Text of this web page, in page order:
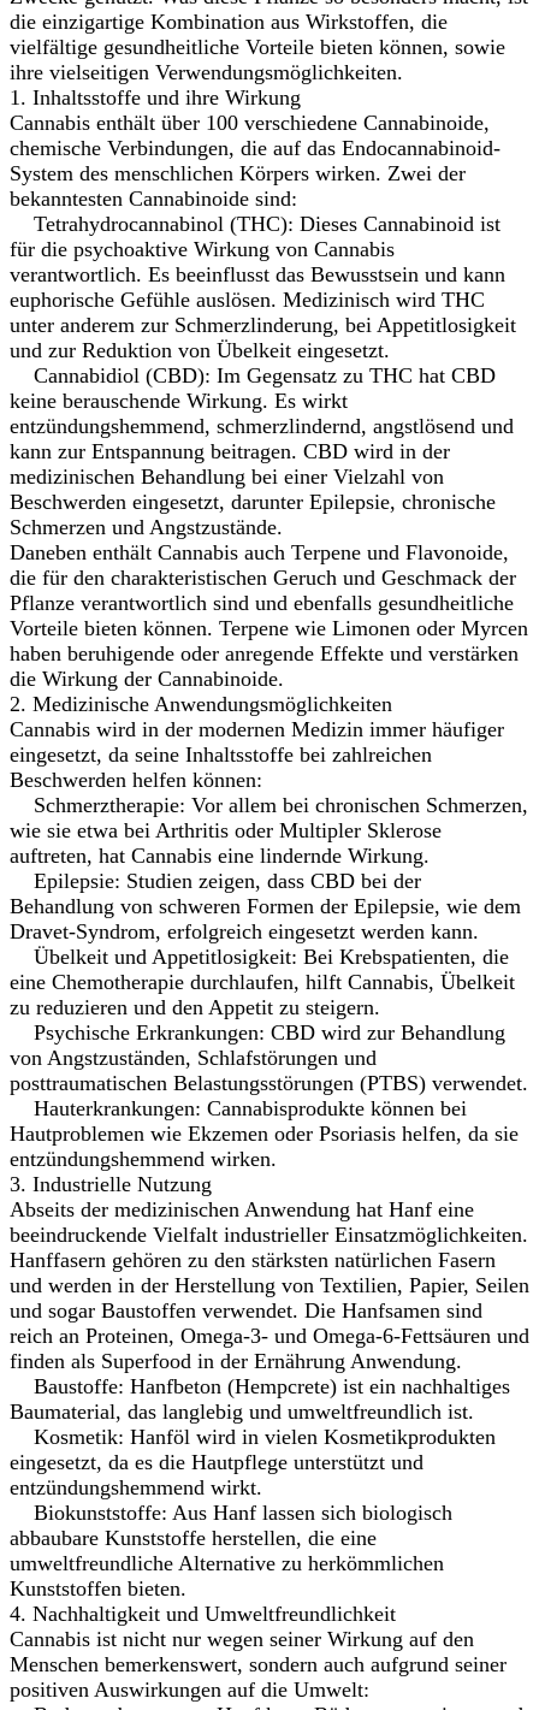
die einzigartige Kombination aus Wirkstoffen, die
vielfältige gesundheitliche Vorteile bieten können, sowie
ihre vielseitigen Verwendungsmöglichkeiten.
1. Inhaltsstoffe und ihre Wirkung
Cannabis enthält über 100 verschiedene Cannabinoide,
chemische Verbindungen, die auf das Endocannabinoid-
System des menschlichen Körpers wirken. Zwei der
bekanntesten Cannabinoide sind:
Tetrahydrocannabinol (THC): Dieses Cannabinoid ist
für die psychoaktive Wirkung von Cannabis
verantwortlich. Es beeinflusst das Bewusstsein und kann
euphorische Gefühle auslösen. Medizinisch wird THC
unter anderem zur Schmerzlinderung, bei Appetitlosigkeit
und zur Reduktion von Übelkeit eingesetzt.
Cannabidiol (CBD): Im Gegensatz zu THC hat CBD
keine berauschende Wirkung. Es wirkt
entzündungshemmend, schmerzlindernd, angstlösend und
kann zur Entspannung beitragen. CBD wird in der
medizinischen Behandlung bei einer Vielzahl von
Beschwerden eingesetzt, darunter Epilepsie, chronische
Schmerzen und Angstzustände.
Daneben enthält Cannabis auch Terpene und Flavonoide,
die für den charakteristischen Geruch und Geschmack der
Pflanze verantwortlich sind und ebenfalls gesundheitliche
Vorteile bieten können. Terpene wie Limonen oder Myrcen
haben beruhigende oder anregende Effekte und verstärken
die Wirkung der Cannabinoide.
2. Medizinische Anwendungsmöglichkeiten
Cannabis wird in der modernen Medizin immer häufiger
eingesetzt, da seine Inhaltsstoffe bei zahlreichen
Beschwerden helfen können:
Schmerztherapie: Vor allem bei chronischen Schmerzen,
wie sie etwa bei Arthritis oder Multipler Sklerose
auftreten, hat Cannabis eine lindernde Wirkung.
Epilepsie: Studien zeigen, dass CBD bei der
Behandlung von schweren Formen der Epilepsie, wie dem
Dravet-Syndrom, erfolgreich eingesetzt werden kann.
Übelkeit und Appetitlosigkeit: Bei Krebspatienten, die
eine Chemotherapie durchlaufen, hilft Cannabis, Übelkeit
zu reduzieren und den Appetit zu steigern.
Psychische Erkrankungen: CBD wird zur Behandlung
von Angstzuständen, Schlafstörungen und
posttraumatischen Belastungsstörungen (PTBS) verwendet.
Hauterkrankungen: Cannabisprodukte können bei
Hautproblemen wie Ekzemen oder Psoriasis helfen, da sie
entzündungshemmend wirken.
3. Industrielle Nutzung
Abseits der medizinischen Anwendung hat Hanf eine
beeindruckende Vielfalt industrieller Einsatzmöglichkeiten.
Hanffasern gehören zu den stärksten natürlichen Fasern
und werden in der Herstellung von Textilien, Papier, Seilen
und sogar Baustoffen verwendet. Die Hanfsamen sind
reich an Proteinen, Omega-3- und Omega-6-Fettsäuren und
finden als Superfood in der Ernährung Anwendung.
Baustoffe: Hanfbeton (Hempcrete) ist ein nachhaltiges
Baumaterial, das langlebig und umweltfreundlich ist.
Kosmetik: Hanföl wird in vielen Kosmetikprodukten
eingesetzt, da es die Hautpflege unterstützt und
entzündungshemmend wirkt.
Biokunststoffe: Aus Hanf lassen sich biologisch
abbaubare Kunststoffe herstellen, die eine
umweltfreundliche Alternative zu herkömmlichen
Kunststoffen bieten.
4. Nachhaltigkeit und Umweltfreundlichkeit
Cannabis ist nicht nur wegen seiner Wirkung auf den
Menschen bemerkenswert, sondern auch aufgrund seiner
positiven Auswirkungen auf die Umwelt: